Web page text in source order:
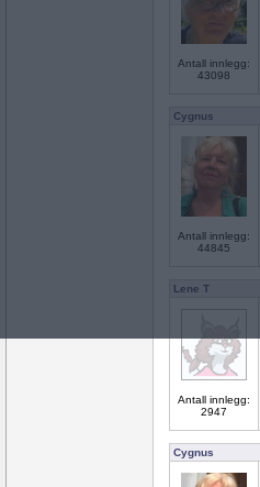
Antall innlegg:
43098
Cygnus
Antall innlegg:
44845
Lene T
Antall innlegg:
2947
Cygnus